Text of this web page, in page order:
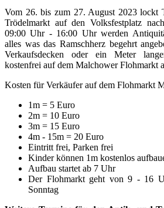
Vom 26. bis zum 27. August 2023 lockt
Trödelmarkt auf den Volksfestplatz
09:00 Uhr - 16:00 Uhr werden
alles was das Ramschherz begehrt
Verkaufsdecken oder ein Meter
kostenfrei auf dem Malchower Flohmarkt
Kosten für Verkäufer auf dem Flohmarkt
1m = 5 Euro
2m = 10 Euro
3m = 15 Euro
4m - 15m = 20 Euro
Eintritt frei, Parken frei
Kinder können 1m kostenlos
Aufbau startet ab 7 Uhr
Der Flohmarkt geht von 9 - 16
Sonntag